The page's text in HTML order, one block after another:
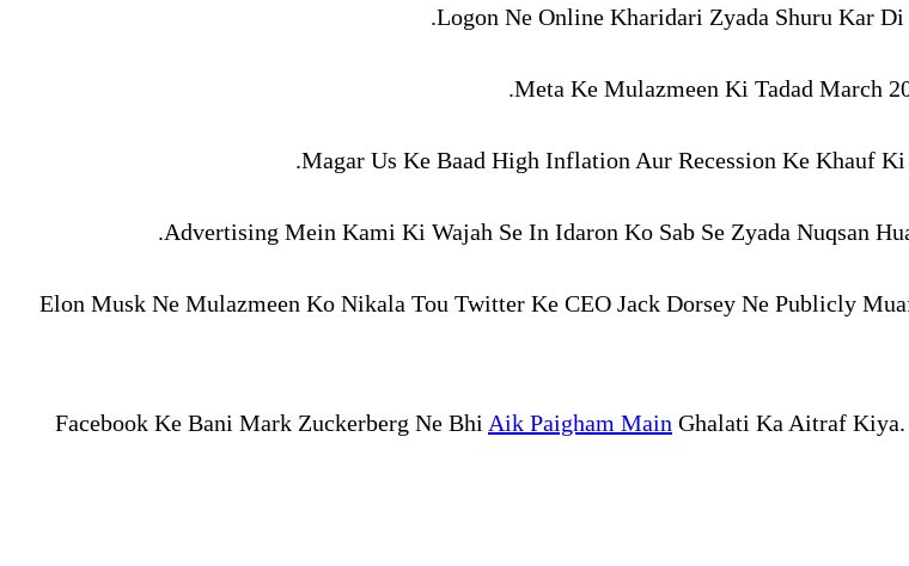
Logon Ne Online Kharidari Zyada Shuru Kar
Meta Ke Mulazmeen Ki Tadad March
Magar Us Ke Baad High Inflation Aur Recession Ke Khauf
Advertising Mein Kami Ki Wajah Se In Idaron Ko Sab Se Zyada Nuqsan
Elon Musk Ne Mulazmeen Ko Nikala Tou Twitter Ke CEO Jack Dorsey Ne Publicly
Facebook Ke Bani Mark Zuckerberg Ne Bhi Aik Paigham Main Ghalati Ka Aitraf Kiya.